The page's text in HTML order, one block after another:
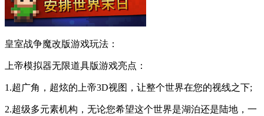
皇室战争魔改版游戏玩法：
上帝模拟器无限道具版游戏亮点：
1.超广角，超炫的上帝3D视图，让整个世界在您的视线之下;
2.超级多元素机构，无论您希望这个世界是湖泊还是陆地，一